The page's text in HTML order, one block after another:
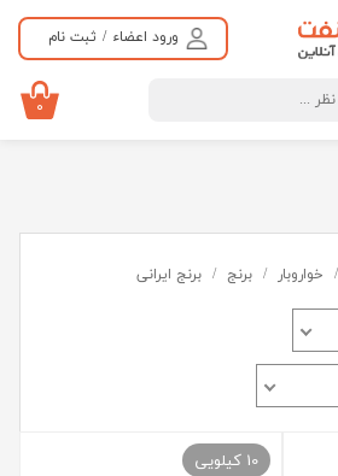
ورود اعضاء / ثبت نام
۰
خواروبار برنج برنج ایرانی
10 کیلویی